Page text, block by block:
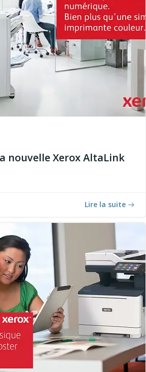
nouvelle Xerox AltaLink
Lire la suite